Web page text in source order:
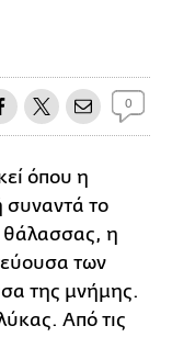
0
όπου η
συναντά το
θάλασσας, η
των
της μνήμης.
Από τις